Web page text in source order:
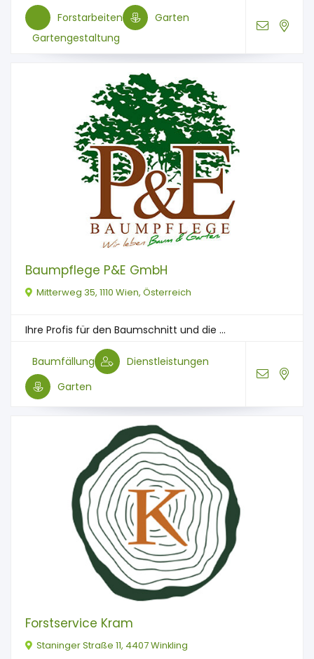
Forstarbeiten
Garten
Gartengestaltung
Baumpflege P&E GmbH
Mitterweg 35, 1110 Wien, Österreich
Ihre Profis für den Baum­schnitt und die ...
Baumfällung
Dienstleistungen
Garten
Forstservice Kram
Staninger Straße 11, 4407 Winkling